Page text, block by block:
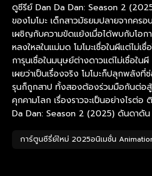
ดูซีรีย์ Dan Da Dan: Season 2
ของโมโมะ เด็กสาวมัธยมปลายจากค
เผชิญกับความขัดแย้งเมื่อได้พบกับโอก
หลงใหลในแม่มด โมโมะเชื่อในผีแต่ไม่เ
การุนเชื่อในมนุษย์ต่างดาวแต่ไม่เชื่อใ
เผยว่าเป็นเรื่องจริง โมโมะก็ปลุกพลังที่
รุนก็ถูกสาป ทั้งสองต้องร่วมมือกันต่อ
คุกคามโลก เรื่องราวจะเป็นอย่างไรต่
Da Dan: Season 2 (2025) ดันดาดัน
การ์ตูนซีรี่ย์ใหม่ 2025อนิเมชั่น